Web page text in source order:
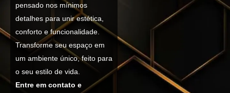
pensado nos mínimos
detalhes para unir estética,
conforto e funcionalidade.
Transforme seu espaço em
um ambiente único, feito para
o seu estilo de vida.
Entre em contato e